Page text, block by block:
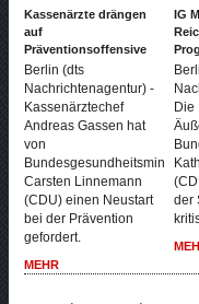
Kassenärzte drängen
auf
Präventionsoffensive
Berlin (dts
Nachrichtenagentur) -
Kassenärztechef
Andreas Gassen hat
von
Bundesgesundheitsminister
Carsten Linnemann
(CDU) einen Neustart
bei der Prävention
gefordert.
MEHR
IG
Die
der